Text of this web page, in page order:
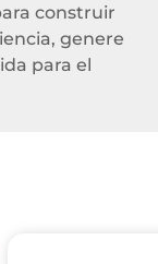
construir
genere
para el